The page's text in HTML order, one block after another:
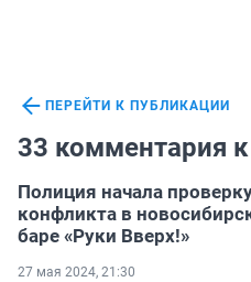
ПЕРЕЙТИ К ПУБЛИКАЦИИ
33 комментария
Полиция начала
конфликта в
баре «Руки Вверх!»
27 мая 2024, 21:30